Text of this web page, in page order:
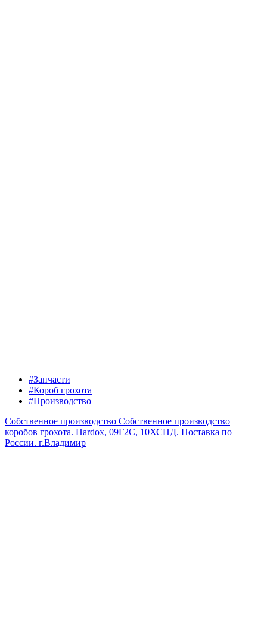
#Запчасти
#Короб грохота
#Производство
Собственное производство Собственное производство
коробов грохота. Hardox, 09Г2С, 10ХСНД. Поставка по
России. г.Владимир